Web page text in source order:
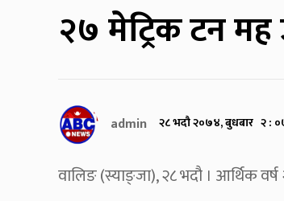
२७ मेट्रिक टन मह
admin २८ भदौ २०७४, बुधबार २ :
वालिङ (स्याङ्जा), २८ भदौ । आर्थिक